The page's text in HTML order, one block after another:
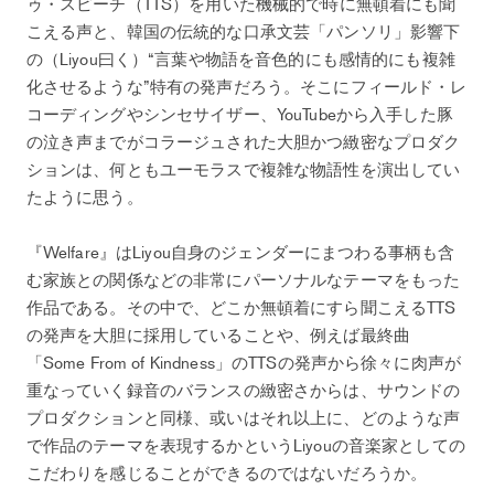
こえる声と、韓国の伝統的な口承文芸「パンソリ」影響下
の（Liyou曰く）“言葉や物語を音色的にも感情的にも複雑
化させるような”特有の発声だろう。そこにフィールド・レ
コーディングやシンセサイザー、YouTubeから入手した豚
の泣き声までがコラージュされた大胆かつ緻密なプロダク
ションは、何ともユーモラスで複雑な物語性を演出してい
たように思う。
『Welfare』はLiyou自身のジェンダーにまつわる事柄も含
む家族との関係などの非常にパーソナルなテーマをもった
作品である。その中で、どこか無頓着にすら聞こえるTTS
の発声を大胆に採用していることや、例えば最終曲
「Some From of Kindness」のTTSの発声から徐々に肉声が
重なっていく録音のバランスの緻密さからは、サウンドの
プロダクションと同様、或いはそれ以上に、どのような声
で作品のテーマを表現するかというLiyouの音楽家としての
こだわりを感じることができるのではないだろうか。